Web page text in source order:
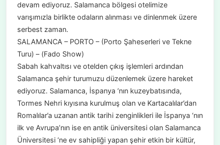
devam ediyoruz. Salamanca bölgesi otelimize
varışımızla birlikte odaların alınması ve dinlenmek üzere
serbest zaman.
SALAMANCA – PORTO – (Porto Şaheserleri ve Tekne
Turu) – (Fado Show)
Sabah kahvaltısı ve otelden çıkış işlemleri ardından
Salamanca şehir turumuzu düzenlemek üzere hareket
ediyoruz. Salamanca, İspanya ‘nın kuzeybatısında,
Tormes Nehri kıyısına kurulmuş olan ve Kartacalılar’dan
Romalılar’a uzanan antik tarihi zenginlikleri ile İspanya ‘nın
ilk ve Avrupa’nın ise en antik üniversitesi olan Salamanca
Üniversitesi ‘ne ev sahipliği yapan şehir etkin bir kültür,